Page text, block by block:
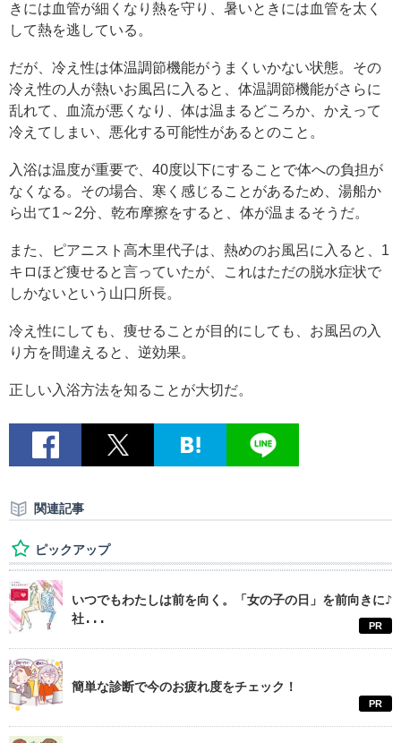
きには血管が細くなり熱を守り、暑いときには血管を太く
して熱を逃している。
だが、冷え性は体温調節機能がうまくいかない状態。その
冷え性の人が熱いお風呂に入ると、体温調節機能がさらに
乱れて、血流が悪くなり、体は温まるどころか、かえって
冷えてしまい、悪化する可能性があるとのこと。
入浴は温度が重要で、40度以下にすることで体への負担が
なくなる。その場合、寒く感じることがあるため、湯船か
ら出て1～2分、乾布摩擦をすると、体が温まるそうだ。
また、ピアニスト高木里代子は、熱めのお風呂に入ると、1
キロほど痩せると言っていたが、これはただの脱水症状で
しかないという山口所長。
冷え性にしても、痩せることが目的にしても、お風呂の入
り方を間違えると、逆効果。
正しい入浴方法を知ることが大切だ。
関連記事
ピックアップ
いつでもわたしは前を向く。「女の子の日」を前向きに♪
社...
PR
簡単な診断で今のお疲れ度をチェック！
PR